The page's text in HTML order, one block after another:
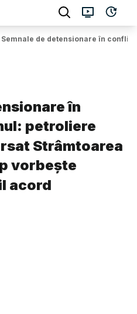
Semnale de detensionare în
în
petroliere
Strâmtoarea
vorbește
acord